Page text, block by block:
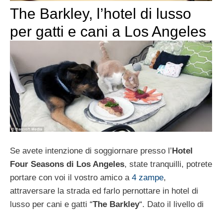
The Barkley, l’hotel di lusso
per gatti e cani a Los Angeles
Se avete intenzione di soggiornare presso l’ Hotel
Four Seasons di Los Angeles, state tranquilli, potrete
portare con voi il vostro amico a 4 zampe,
attraversare la strada ed farlo pernottare in hotel di
lusso per cani e gatti “The Barkley“. Dato il livello di